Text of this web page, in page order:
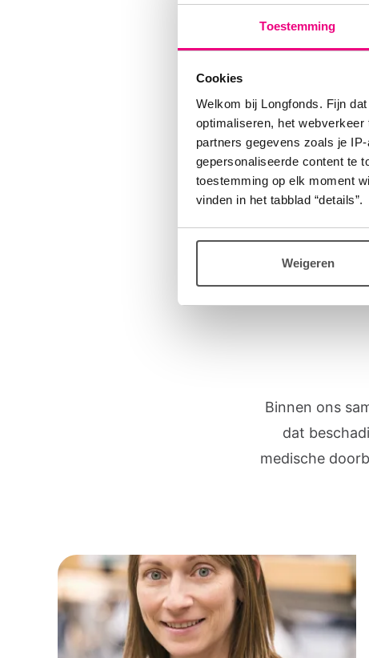
Toestemming
Cookies
Welkom bij Longfonds. Fijn
optimaliseren, het
partners gegevens zoals je
gepersonaliseerde content te
toestemming op elk moment
vinden in het tabblad “details”.
Weigeren
Er zijn
1.
2.
Binnen ons
dat
medische